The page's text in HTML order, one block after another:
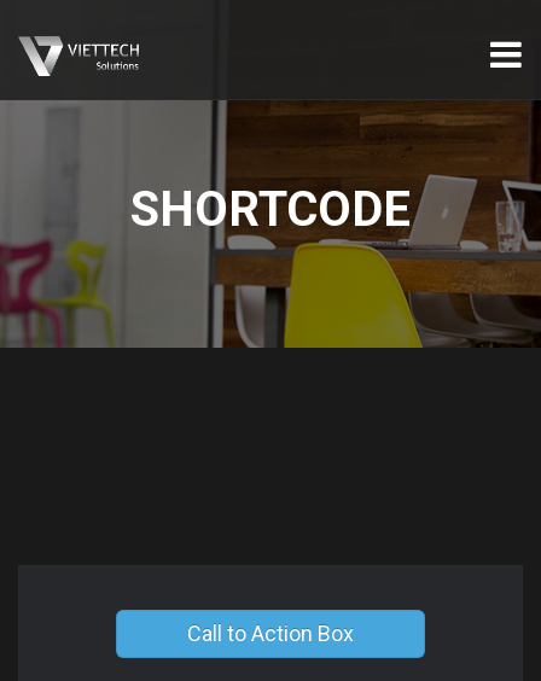
SHORTCODE
Call to Action Box